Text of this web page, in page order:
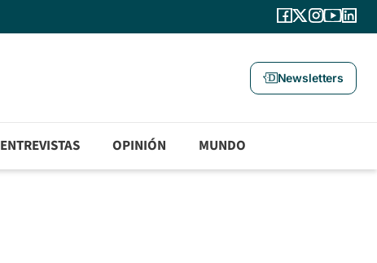
Newsletters
ENTREVISTAS OPINIÓN MUNDO